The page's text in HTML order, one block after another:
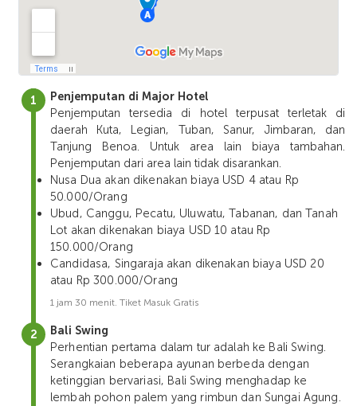
Penjemputan di Major Hotel
Penjemputan tersedia di hotel terpusat terletak di
daerah Kuta, Legian, Tuban, Sanur, Jimbaran, dan
Tanjung Benoa. Untuk area lain biaya tambahan.
Penjemputan dari area lain tidak disarankan.
Nusa Dua akan dikenakan biaya USD 4 atau Rp
50.000/Orang
Ubud, Canggu, Pecatu, Uluwatu, Tabanan, dan Tanah
Lot akan dikenakan biaya USD 10 atau Rp
150.000/Orang
Candidasa, Singaraja akan dikenakan biaya USD 20
atau Rp 300.000/Orang
1 jam 30 menit. Tiket Masuk Gratis
Bali Swing
Perhentian pertama dalam tur adalah ke Bali Swing.
Serangkaian beberapa ayunan berbeda dengan
ketinggian bervariasi, Bali Swing menghadap ke
lembah pohon palem yang rimbun dan Sungai Agung.